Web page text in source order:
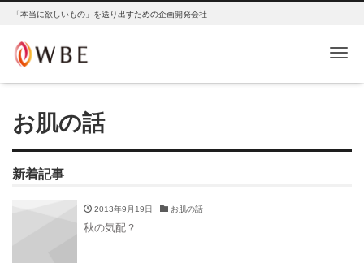
「本当に欲しいもの」を送り出すための企画開発会社
お肌の話
新着記事
2013年9月19日 お肌の話
秋の気配？